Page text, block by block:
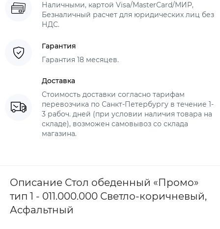
Наличными, картой Visa/MasterCard/МИР,
Безналичный расчет для юридических лиц без
НДС.
Гарантия
Гарантия 18 месяцев.
Доставка
Стоимость доставки согласно тарифам
перевозчика по Санкт-Петербургу в течение 1-
3 рабоч. дней (при условии наличия товара на
складе), возможен самовывоз со склада
магазина.
Описание Стол обеденный «Промо»
тип 1 - 011.000.000 Светло-коричневый,
Асфальтный